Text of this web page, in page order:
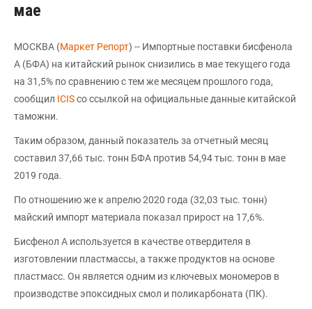
мае
МОСКВА (Маркет Репорт) -- Импортные поставки бисфенола
А (БФА) на китайский рынок снизились в мае текущего года
на 31,5% по сравнению с тем же месяцем прошлого года,
сообщил ICISсо ссылкой на официальные данные китайской
таможни.
Таким образом, данный показатель за отчетный месяц
составил 37,66 тыс. тонн БФА против 54,94 тыс. тонн в мае
2019 года.
По отношению же к апрелю 2020 года (32,03 тыс. тонн)
майский импорт материала показал прирост на 17,6%.
Бисфенол А используется в качестве отвердителя в
изготовлении пластмассы, а также продуктов на основе
пластмасс. Он является одним из ключевых мономеров в
производстве эпоксидных смол и поликарбоната (ПК).